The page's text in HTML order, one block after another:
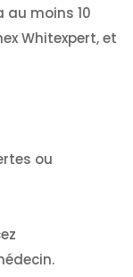
au moins 10
Whitexpert, et
ou